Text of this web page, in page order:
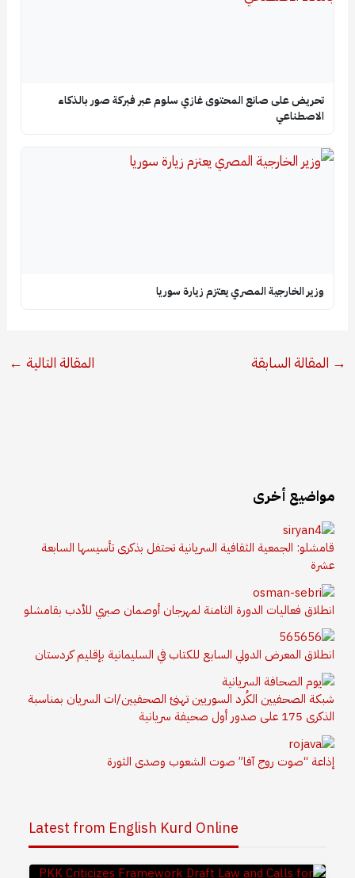
تحريض على صانع المحتوى غازي سلوم عبر فبركة صور بالذكاء
الاصطناعي
وزير الخارجية المصري يعتزم زيارة سوريا
→ المقالة السابقة المقالة التالية ←
مواضيع أخرى
قامشلو: الجمعية الثقافية السريانية تحتفل بذكرى تأسيسها السابعة
عشرة
انطلاق فعاليات الدورة الثامنة لمهرجان أوصمان صبري للأدب بقامشلو
انطلاق المعرض الدولي السابع للكتاب في السليمانية بإقليم كردستان
شبكة الصحفيين الكُرد السوريين تهنئ الصحفيين/ات السريان بمناسبة
الذكرى 175 على صدور أول صحيفة سريانية
إذاعة “صوت روج آفا” صوت الشعوب وصدى الثورة
Latest from English Kurd Online